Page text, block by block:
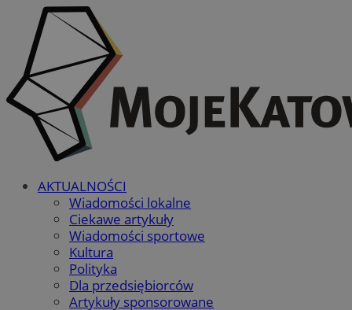
AKTUALNOŚCI
Wiadomości lokalne
Ciekawe artykuły
Wiadomości sportowe
Kultura
Polityka
Dla przedsiębiorców
Artykuły sponsorowane